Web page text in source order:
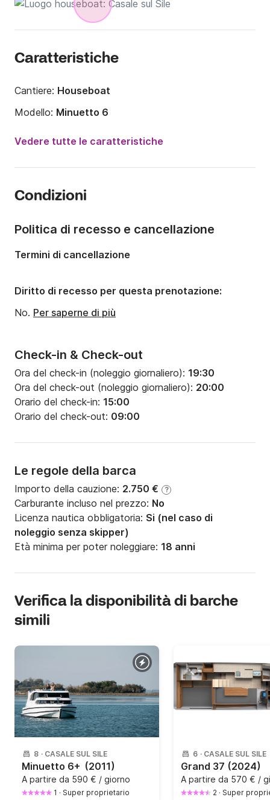
Caratteristiche
Cantiere: Houseboat
Modello: Minuetto 6
2009 (Refittato nel 2021)
Pescaggio:0.9m
Numero di bagni: 2
Vedere tutte le caratteristiche
Condizioni
Check-in & Check-out
Ora del check-in (noleggio giornaliero): 19:30
Ora del check-out (noleggio giornaliero): 20:00
Orario del check-in: 15:00
Orario del check-out: 09:00
Le regole della barca
Importo della cauzione: 2.750 € ?
Carburante incluso nel prezzo: No
Licenza nautica obbligatoria: Si (nel caso di
noleggio senza skipper)
Età minima per poter noleggiare: 18 anni
Politica di recesso e cancellazione
Termini di cancellazione
Diritto di recesso per questa prenotazione:
No. Per saperne di più
Verifica la disponibilità di barche
simili
8 · CASALE SUL SILE
Minuetto 6+ (2011)
A partire da 590 € / giorno
1 · Super proprietario
6 · CASALE SUL SILE
Grand 37 (2024)
A partire da 570 € /
2 · Super